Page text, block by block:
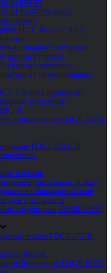
97
97 сварные
ОСТ 36-21-77 R1.5
92 сварные секторные
крутоизогнутые
сварные секторные
штампосварные
22820-83 приварные
секторные
штампованные ОСТ 26-01-
ГОСТ 6533-78
плоские
(приварные встык)
на приварном кольце
и аппаратов
зарубежные ASME/ANSI,
ГОСТ 17378-
бесшовные ГОСТ 17378-